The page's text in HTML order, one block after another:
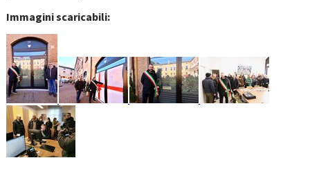
Immagini scaricabili: